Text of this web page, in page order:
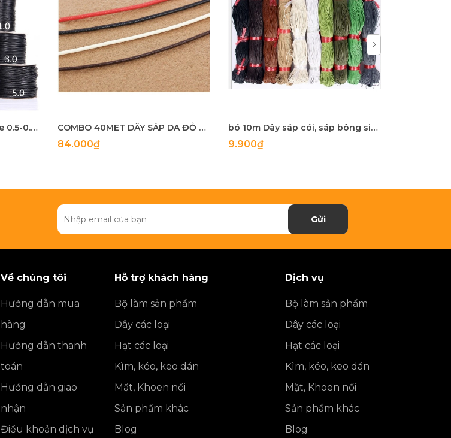
Bó 10m dây sáp da đủ size 0.5-0.8-1-1.2-1.5-2- 2.5-3-3.5-4mm COMBO 40MET DÂY SÁP DA ĐỎ ĐEN
84.000₫
bó 10m Dây sáp cói, sáp bông size 1.5/2mm có 20 màu đan vòng tay, vòng dreamcatcher.
9.900₫
Gửi
Về chúng tôi
Hướng dẫn mua
hàng
Hướng dẫn thanh
toán
Hướng dẫn giao
nhận
Điều khoản dịch vụ
Hỗ trợ khách hàng
Bộ làm sản phẩm
Dây các loại
Hạt các loại
Kìm, kéo, keo dán
Mặt, Khoen nối
Sản phẩm khác
Blog
Dịch vụ
Bộ làm sản phẩm
Dây các loại
Hạt các loại
Kìm, kéo, keo dán
Mặt, Khoen nối
Sản phẩm khác
Blog